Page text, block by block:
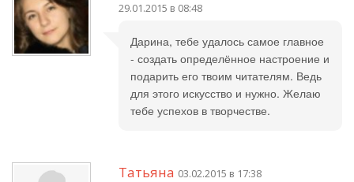
29.01.2015 в 08:48
Дарина, тебе удалось самое главное
- создать определённое настроение и
подарить его твоим читателям. Ведь
для этого искусство и нужно. Желаю
тебе успехов в творчестве.
Татьяна 03.02.2015 в 17:38